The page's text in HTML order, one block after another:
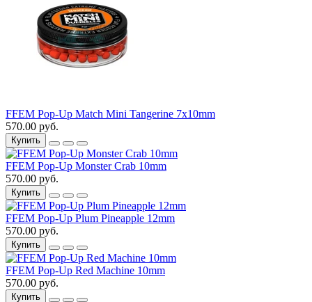
FFEM Pop-Up Match Mini Tangerine 7x10mm
570.00 руб.
Купить
FFEM Pop-Up Monster Crab 10mm
570.00 руб.
Купить
FFEM Pop-Up Plum Pineapple 12mm
570.00 руб.
Купить
FFEM Pop-Up Red Machine 10mm
570.00 руб.
Купить